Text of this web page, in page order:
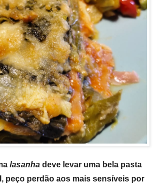
lasanha deve levar uma bela pasta
peço perdão aos mais sensíveis por